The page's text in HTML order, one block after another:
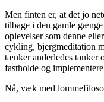
Men finten er, at det jo
tilbage i den gamle
oplevelser som denne
cykling, bjergmeditation
tænker anderledes tanker
fastholde og
Nå, væk med